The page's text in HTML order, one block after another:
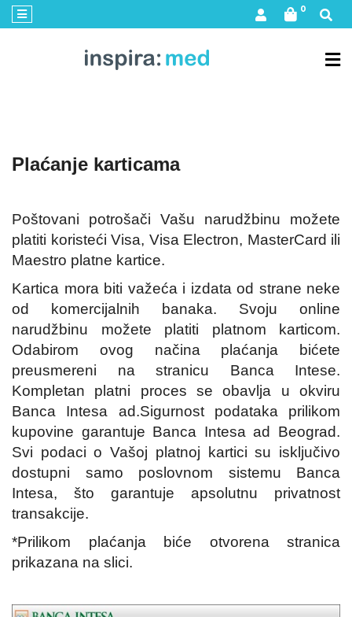
0
Setovi
Plaćanje karticama
Poštovani potrošači Vašu narudžbinu možete
platiti koristeći Visa, Visa Electron, MasterCard ili
Maestro platne kartice.
Kartica mora biti važeća i izdata od strane neke
od komercijalnih banaka. Svoju online
narudžbinu možete platiti platnom karticom.
Odabirom ovog načina plaćanja bićete
preusmereni na stranicu Banca Intese.
Kompletan platni proces se obavlja u okviru
Banca Intesa ad.Sigurnost podataka prilikom
kupovine garantuje Banca Intesa ad Beograd.
Svi podaci o Vašoj platnoj kartici su isključivo
dostupni samo poslovnom sistemu Banca
Intesa, što garantuje apsolutnu privatnost
transakcije.
*Prilikom plaćanja biće otvorena stranica
prikazana na slici.